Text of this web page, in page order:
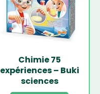
Chimie 75
expériences – Buki
sciences